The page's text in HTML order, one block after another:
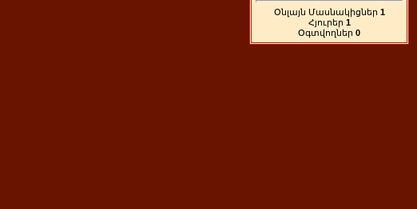
Օնլայն Մասնակիցներ 1
Հյուրեր 1
Օգտվողներ 0